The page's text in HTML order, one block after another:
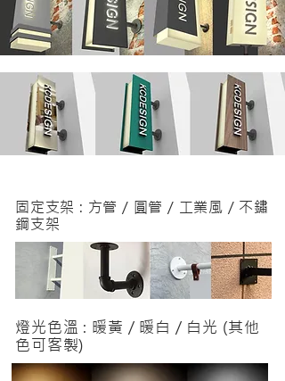
固定支架 : 方管 / 圓管 / 工業風 / 不鏽
鋼支架
燈光色溫 : 暖黃 / 暖白 / 白光 (其他
色可客製)